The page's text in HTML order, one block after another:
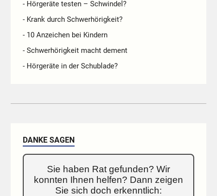
- Hörgeräte testen – Schwindel?
- Krank durch Schwerhörigkeit?
- 10 Anzeichen bei Kindern
- Schwerhörigkeit macht dement
- Hörgeräte in der Schublade?
DANKE SAGEN
Sie haben Rat gefunden? Wir
konnten Ihnen helfen? Dann zeigen
Sie sich doch erkenntlich: